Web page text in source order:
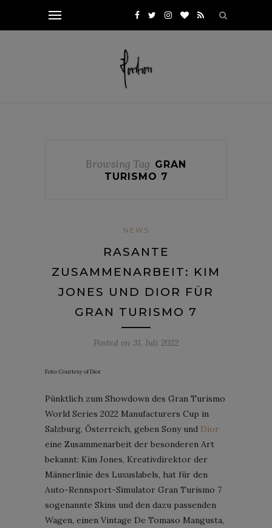
Browsing Tag GRAN
TURISMO 7
NEWS
RASANTE
ZUSAMMENARBEIT: KIM
JONES UND DIOR FÜR
GRAN TURISMO 7
Posted on 31. Juli 2022
Foto: Courtesy of Dior
Pünktlich zum Showdown des Gran Turismo
World Series 2022 Manufacturers Cup in
Salzburg, Österreich, geben Sony und Dior
eine Zusammenarbeit der besonderen Art
bekannt: Kim Jones, Kreativdirektor der
Männerlinie des Luxuslabels, hat für den
Auto-Rennsport-Simulator Gran Turismo 7
sogenannte Skins und den dazu passenden
Wagen, einen Vintage De Tomaso Mangusta,